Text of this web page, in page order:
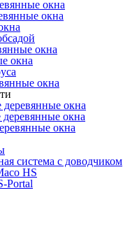
окна
окна
окна
окна
окна
окна
окна
окна
система с доводчиком
HS
Portal